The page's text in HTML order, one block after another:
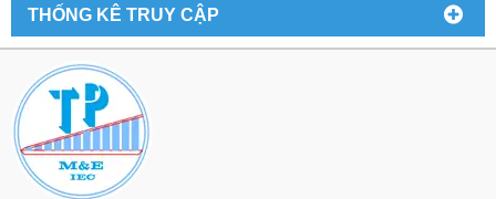
THỐNG KÊ TRUY CẬP